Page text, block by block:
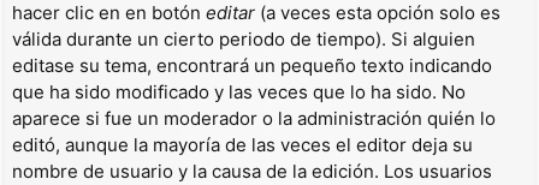
hacer clic en en botón editar (a veces esta opción solo es
válida durante un cierto periodo de tiempo). Si alguien
editase su tema, encontrará un pequeño texto indicando
que ha sido modificado y las veces que lo ha sido. No
aparece si fue un moderador o la administración quién lo
editó, aunque la mayoría de las veces el editor deja su
nombre de usuario y la causa de la edición. Los usuarios